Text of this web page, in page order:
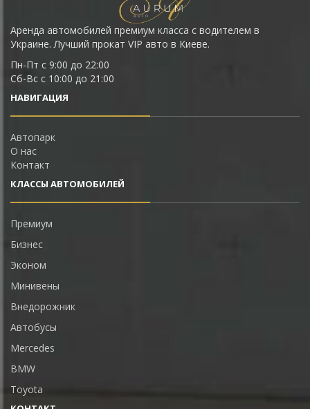
Аренда автомобилей премиум класса с водителем в
Украине. Лучший прокат VIP авто в Киеве.
Пн-Пт с 9:00 до 22:00
Сб-Вс с 10:00 до 21:00
НАВИГАЦИЯ
Автопарк
О нас
Контакт
КЛАССЫ АВТОМОБИЛЕЙ
Премиум
Бизнес
Эконом
Минивены
Внедорожник
Автобусы
Mercedes
BMW
Toyota